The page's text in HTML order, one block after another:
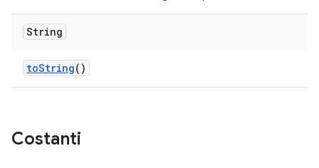
String
toString()
Costanti